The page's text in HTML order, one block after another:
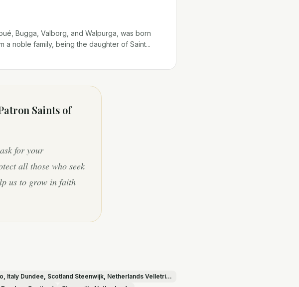
Bugga, Valborg, and Walpurga, was born
a noble family, being the daughter of Saint...
Saints of
for your
all those who seek
us to grow in faith
watermen Worshipful Company of Founders — Aarhus, Denmark, diocese of Canino, Italy Dundee, Scotland Steenwijk, Netherlands Velletri, Italy Worshipful Company of Bakers